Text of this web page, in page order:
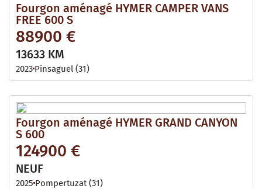
Fourgon aménagé HYMER CAMPER VANS
FREE 600 S
88900 €
13633 KM
2023 Pinsaguel (31)
Fourgon aménagé HYMER GRAND CANYON
S 600
124900 €
NEUF
2025 Pompertuzat (31)